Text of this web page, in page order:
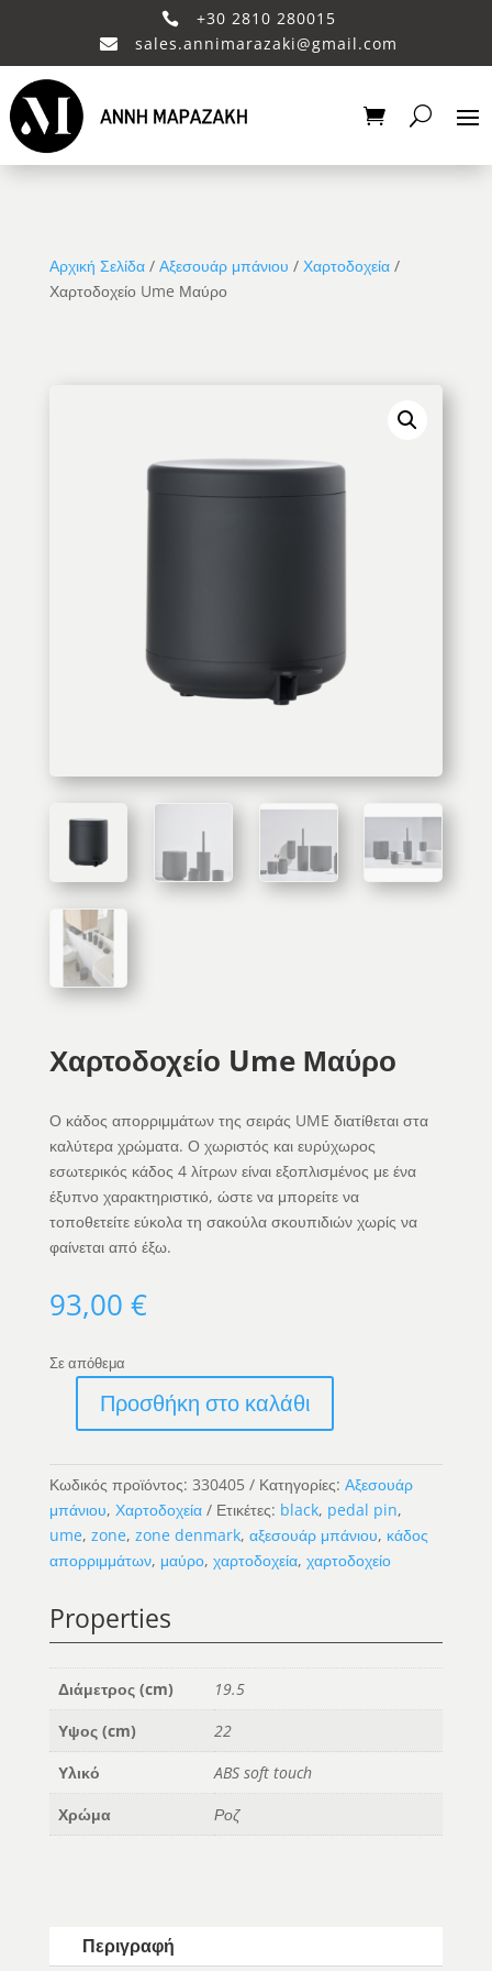
 +30 2810 280015
 sales.annimarazaki@gmail.com
Αρχική Σελίδα/ Αξεσουάρ μπάνιου / Χαρτοδοχεία/
Χαρτοδοχείο Ume Μαύρο
Χαρτοδοχείο Ume Μαύρο
Ο κάδος απορριμμάτων της σειράς UME διατίθεται στα
καλύτερα χρώματα. Ο χωριστός και ευρύχωρος
εσωτερικός κάδος 4 λίτρων είναι εξοπλισμένος με ένα
έξυπνο χαρακτηριστικό, ώστε να μπορείτε να
τοποθετείτε εύκολα τη σακούλα σκουπιδιών χωρίς να
φαίνεται από έξω.
93,00 €
Σε απόθεμα
Χαρτοδοχείο
Μαύρο
ποσότητα
Προσθήκη στο καλάθι
Κωδικός προϊόντος: 330405 Κατηγορίες: Αξεσουάρ
μπάνιου, Χαρτοδοχεία Ετικέτες: black, pedal pin,
ume, zone, zone denmark, αξεσουάρ μπάνιου, κάδος
απορριμμάτων, μαύρο, χαρτοδοχεία, χαρτοδοχείο
Properties
Διάμετρος (cm)
19.5
Υψος (cm)
22
Υλικό
ABS soft touch
Χρώμα
Ροζ
Περιγραφή